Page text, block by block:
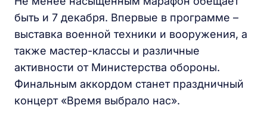
быть и 7 декабря. Впервые в программе –
выставка военной техники и вооружения, а
также мастер-классы и различные
активности от Министерства обороны.
Финальным аккордом станет праздничный
концерт «Время выбрало нас».